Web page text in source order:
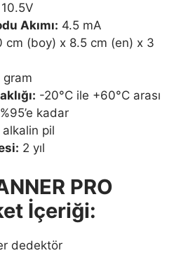
Akımı: 4.5 mA
cm (boy) x 8.5 cm (en) x 3
-20°C ile +60°C arası
%95’e kadar
alkalin pil
2 yıl
PRO
İçeriği:
dedektör